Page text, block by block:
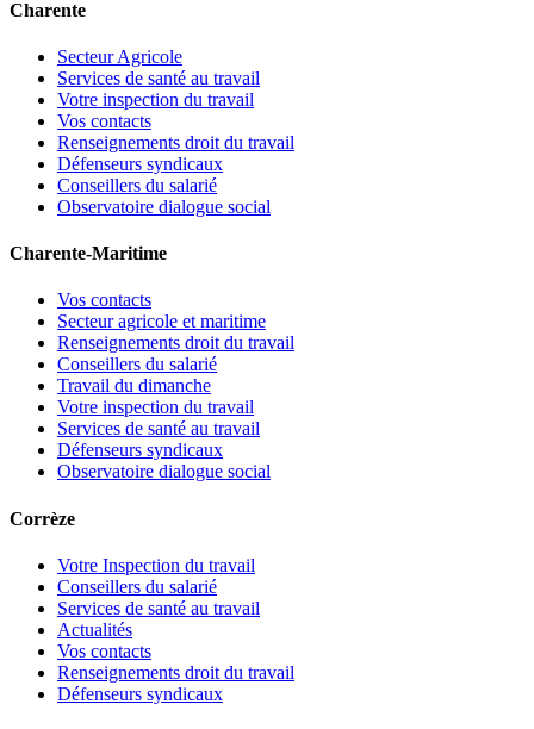
Charente
Secteur Agricole
Services de santé au travail
Votre inspection du travail
Vos contacts
Renseignements droit du travail
Défenseurs syndicaux
Conseillers du salarié
Observatoire dialogue social
Charente-Maritime
Vos contacts
Secteur agricole et maritime
Renseignements droit du travail
Conseillers du salarié
Travail du dimanche
Votre inspection du travail
Services de santé au travail
Défenseurs syndicaux
Observatoire dialogue social
Corrèze
Votre Inspection du travail
Conseillers du salarié
Services de santé au travail
Actualités
Vos contacts
Renseignements droit du travail
Défenseurs syndicaux